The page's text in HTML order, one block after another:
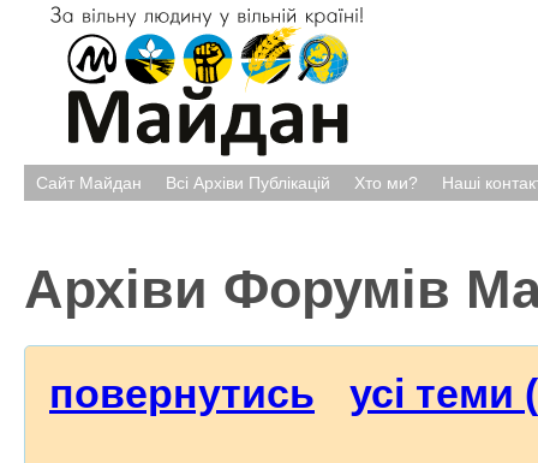
Сайт Майдан Всі Архіви Публікацій Хто ми? Наші
Архіви Форумів
повернутись усі теми